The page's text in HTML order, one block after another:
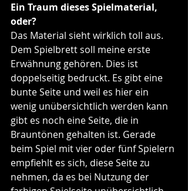
Ein Traum dieses Spielmaterial,
oder?
Das Material sieht wirklich toll aus.
Dem Spielbrett soll meine erste
Erwähnung gehören. Dies ist
doppelseitig bedruckt. Es gibt eine
bunte Seite und weil es hier ein
wenig unübersichtlich werden kann
gibt es noch eine Seite, die in
Brauntönen gehalten ist. Gerade
beim Spiel mit vier oder fünf Spielern
empfiehlt es sich, diese Seite zu
nehmen, da es bei Nutzung der